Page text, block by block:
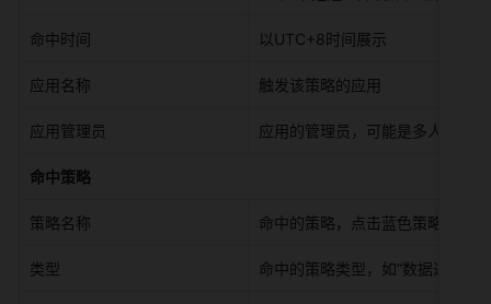
命中时间 以UTC+8时间展示
应用名称 触发该策略的应用
应用管理员 应用的管理员，可能是多人，如
命中策略
策略名称 命中的策略，点击蓝色策略名可
类型 命中的策略类型，如“数据进模型”